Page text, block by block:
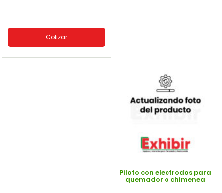
Cotizar
Piloto con electrodos para
quemador o chimenea